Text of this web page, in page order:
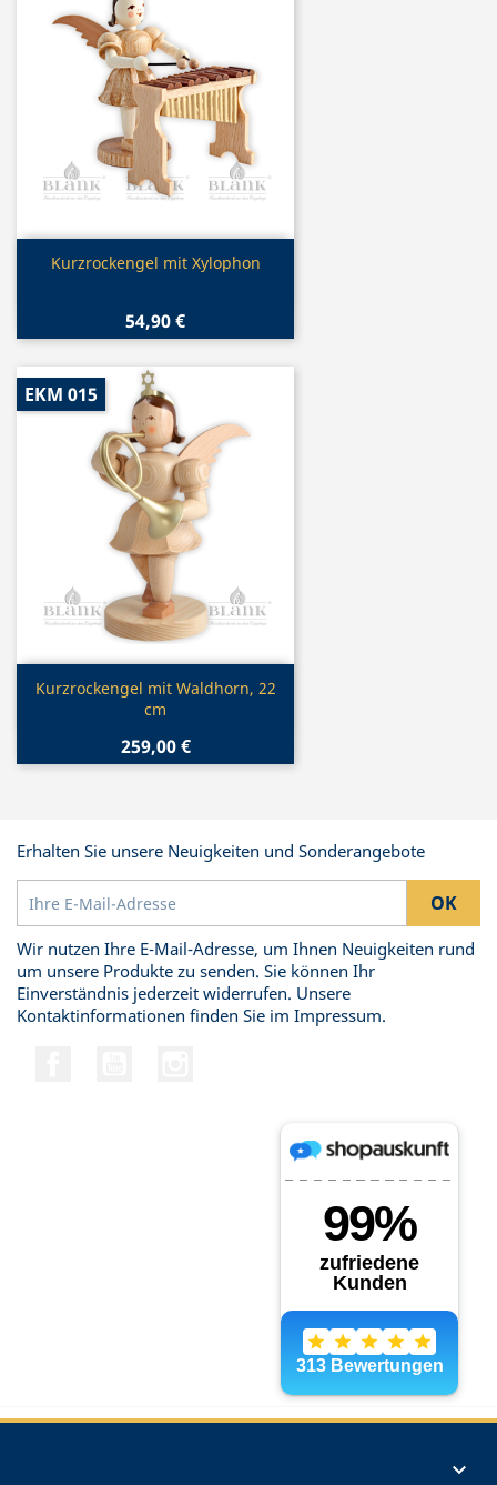
Vorschau
Kurzrockengel mit Xylophon
54,90 €
Vorschau
Kurzrockengel mit Waldhorn, 22
cm
259,00 €
EKM 015
Erhalten Sie unsere Neuigkeiten und Sonderangebote
Wir nutzen Ihre E-Mail-Adresse, um Ihnen Neuigkeiten rund
um unsere Produkte zu senden. Sie können Ihr
Einverständnis jederzeit widerrufen. Unsere
Kontaktinformationen finden Sie im Impressum.
